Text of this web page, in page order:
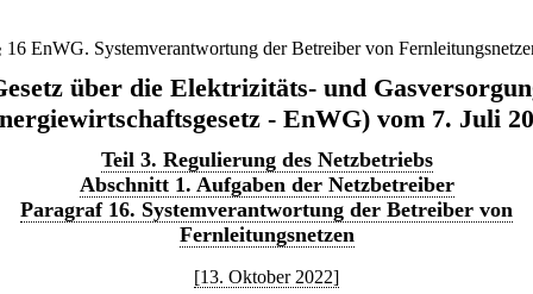
16 EnWG. Systemverantwortung der Betreiber von
über die Elektrizitäts- und
- EnWG) vom 7. Juli
Teil 3. Regulierung des Netzbetriebs
Abschnitt 1. Aufgaben der Netzbetreiber
Paragraf 16. Systemverantwortung der Betreiber von
Fernleitungsnetzen
[13. Oktober 2022]